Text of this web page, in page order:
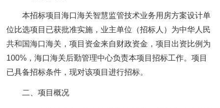
本招标项目海口海关智慧监管技术业务用房方案设计单
位比选项目已获批准实施，业主单位（招标人）为中华人民
共和国海口海关，项目资金来自财政资金，项目出资比例为
100%，海口海关后勤管理中心负责本项目招标工作。项目
已具备招标条件，现对该项目进行招标。
二、项目概况